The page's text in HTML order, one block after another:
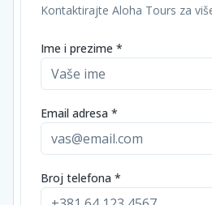
Kontaktirajte Aloha Tours za
Ime i prezime *
Email adresa *
Broj telefona *